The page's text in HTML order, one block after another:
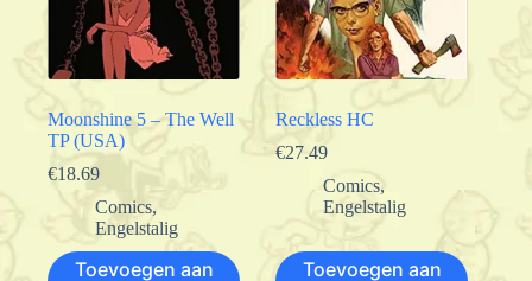
Moonshine 5 – The Well
TP (USA)
€18.69
Comics,
Engelstalig
Toevoegen aan
Reckless HC
€27.49
Comics,
Engelstalig
Toevoegen aan